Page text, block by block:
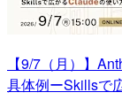
【9/7（月）】
具体例ーSkillsで